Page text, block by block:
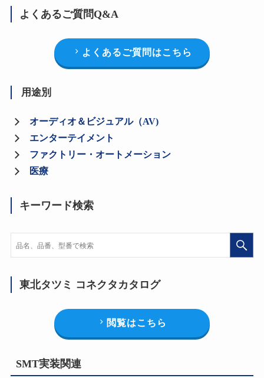
よくあるご質問Q&A
よくあるご質問はこちら
用途別
オーディオ＆ビジュアル（AV)
エンターテイメント
ファクトリー・オートメーション
医療
キーワード検索
東北タツミ コネクタカタログ
閲覧はこちら
SMT実装関連